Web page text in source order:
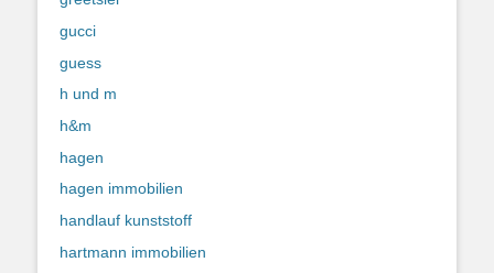
gucci
guess
h und m
h&m
hagen
hagen immobilien
handlauf kunststoff
hartmann immobilien